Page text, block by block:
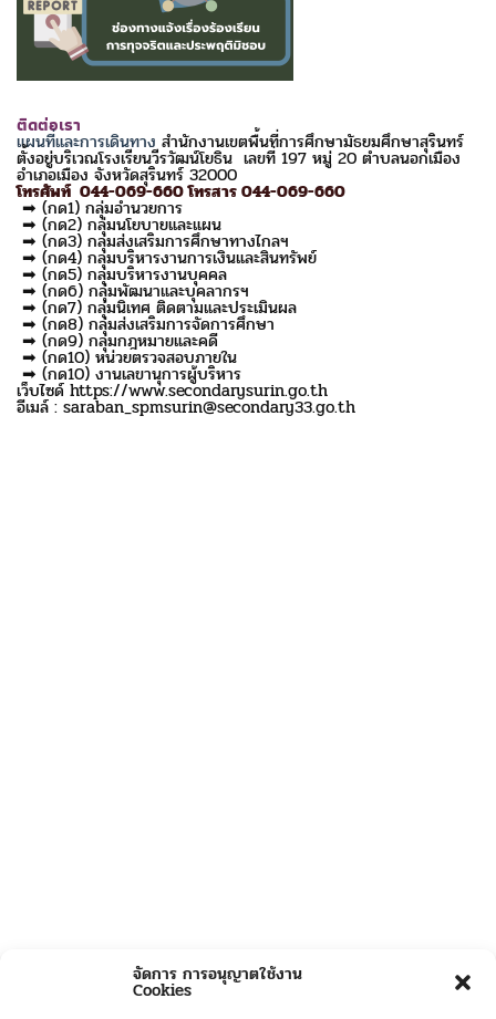
จัดการ การอนุญาตใช้งาน
Cookies
ติดต่อเรา
แผนที่และการเดินทาง สำนักงานเขตพื้นที่การศึกษามัธยมศึกษาสุรินทร์
ตั้งอยู่บริเวณโรงเรียนวีรวัฒน์โยธิน เลขที่ 197 หมู่ 20 ตำบลนอกเมือง
อำเภอเมือง จังหวัดสุรินทร์ 32000
โทรศัพท์ 044-069-660 โทรสาร 044-069-660
➡ (กด1) กลุ่มอำนวยการ
➡ (กด2) กลุ่มนโยบายและแผน
➡ (กด3) กลุ่มส่งเสริมการศึกษาทางไกลฯ
➡ (กด4) กลุ่มบริหารงานการเงินและสินทรัพย์
➡ (กด5) กลุ่มบริหารงานบุคคล
➡ (กด6) กลุ่มพัฒนาและบุคลากรฯ
➡ (กด7) กลุ่มนิเทศ ติดตามและประเมินผล
➡ (กด8) กลุ่มส่งเสริมการจัดการศึกษา
➡ (กด9) กลุ่มกฎหมายและคดี
➡ (กด10) หน่วยตรวจสอบภายใน
➡ (กด10) งานเลขานุการผู้บริหาร
เว็บไซด์ https://www.secondarysurin.go.th
อีเมล์ : saraban_spmsurin@secondary33.go.th